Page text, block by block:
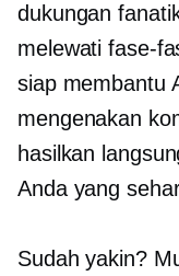
dukungan
melewati fase-
siap membantu
mengenakan
hasilkan
Anda yang
Sudah yakin?